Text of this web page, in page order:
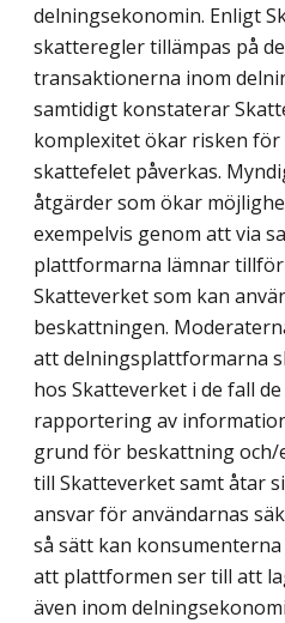
delningsekonomin. Enligt
skatteregler tillämpas på
transaktionerna inom
samtidigt konstaterar
komplexitet ökar risken
skattefelet påverkas.
åtgärder som ökar
exempelvis genom att via
plattformarna lämnar
Skatteverket som kan
beskattningen.
att delningsplattformarna
hos Skatteverket i de fall
rapportering av
grund för beskattning
till Skatteverket samt åtar
ansvar för användarnas
så sätt kan
att plattformen ser till att
även inom